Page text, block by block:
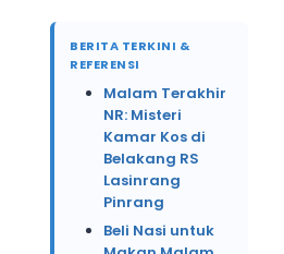
BERITA TERKINI &
REFERENSI
Malam Terakhir
NR: Misteri
Kamar Kos di
Belakang RS
Lasinrang
Pinrang
Beli Nasi untuk